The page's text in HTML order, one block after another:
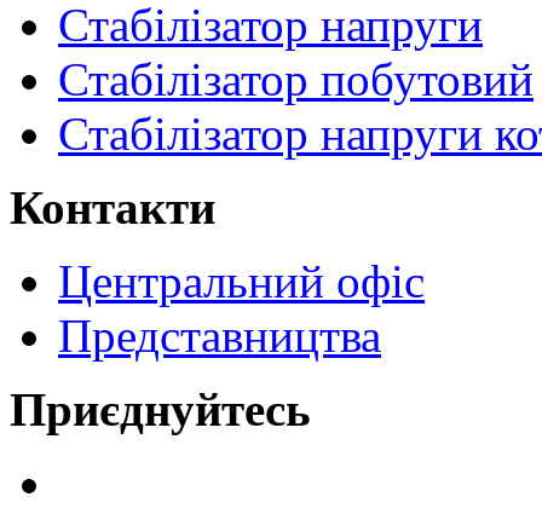
Стабілізатор напруги
Стабілізатор побутовий
Стабілізатор напруги
Контакти
Центральний офіс
Представництва
Приєднуйтесь